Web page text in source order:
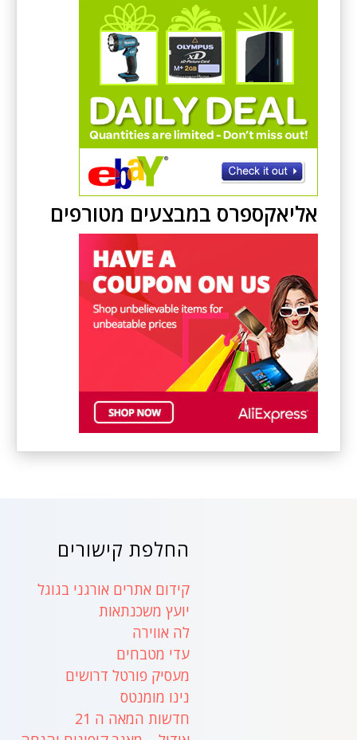
אליאקספרס במבצעים מטורפים
החלפת קישורים
קידום אתרים אורגני בגוגל
יועץ משכנתאות
לה אווירה
עדי מטבחים
מעסיק פורטל דרושים
נינו מומנטס
חדשות המאה ה 21